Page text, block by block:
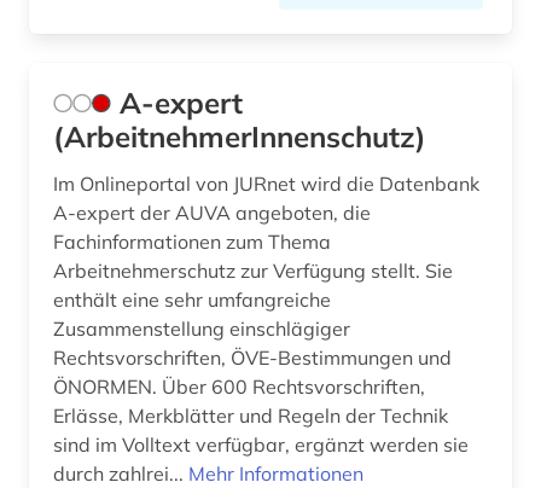
arbeitsstätten (1)
arbeitsstättenverordnung (1)
arbeitszeugis (1)
arbeitszeugnis (1)
arbitration (1)
architektur (1)
archivbestand (1)
Nordamerika (1)
Norwegen (4)
Oesterreich (48)
Osmanisches Reich (1)
Ostasien (4)
Osteuropa (2)
Polen (2)
A-expert
(ArbeitnehmerInnenschutz)
Im Onlineportal von JURnet wird die Datenbank
A-expert der AUVA angeboten, die
Fachinformationen zum Thema
Arbeitnehmerschutz zur Verfügung stellt. Sie
enthält eine sehr umfangreiche
Zusammenstellung einschlägiger
Rechtsvorschriften, ÖVE-Bestimmungen und
ÖNORMEN. Über 600 Rechtsvorschriften,
Erlässe, Merkblätter und Regeln der Technik
sind im Volltext verfügbar, ergänzt werden sie
durch zahlrei... Mehr Informationen